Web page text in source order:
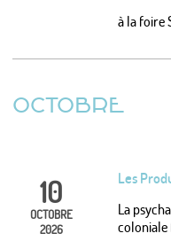
à la foire
OCTOBRE
10
OCTOBRE
2026
Les
La
coloniale